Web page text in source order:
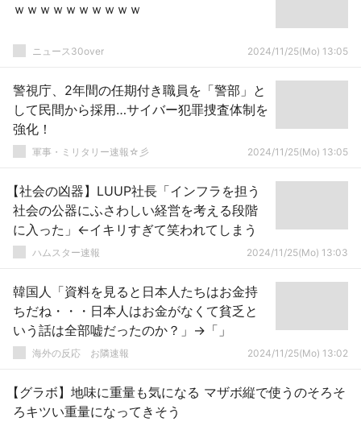
ｗｗｗｗｗｗｗｗｗｗ
ニュース30over 2024/11/25(Mo) 13:05
警視庁、2年間の任期付き職員を「警部」と
して民間から採用…サイバー犯罪捜査体制を
強化！
軍事・ミリタリー速報☆彡 2024/11/25(Mo) 13:05
【社会の凶器】LUUP社長「インフラを担う
社会の公器にふさわしい経営を考える段階
に入った」←イキリすぎて笑われてしまう
ハムスター速報 2024/11/25(Mo) 13:03
韓国人「資料を見ると日本人たちはお金持
ちだね・・・日本人はお金がなくて貧乏と
いう話は全部嘘だったのか？」→「」
海外の反応 お隣速報 2024/11/25(Mo) 13:02
【グラボ】地味に重量も気になる マザボ縦で使うのそろそ
ろキツい重量になってきそう